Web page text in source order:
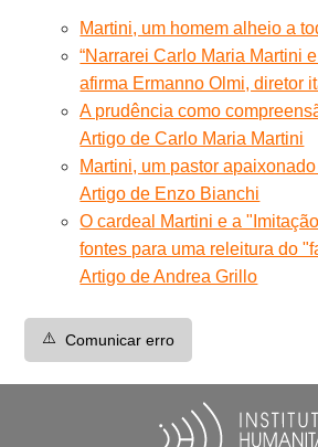
Martini, um homem alheio a
“Narrarei Carlo Maria Martini
afirma Ermanno Olmi, diretor
A prudência como
Artigo de Carlo Maria Martini
Martini, um pastor
Artigo de Enzo Bianchi
O cardeal Martini e a
fontes para uma releitura do
Artigo de Andrea Grillo
⚠️ Comunicar erro